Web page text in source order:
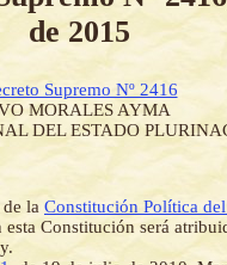
de 2015
Supremo Nº 2416
MORALES AYMA
DEL ESTADO
la Constitución Política del
Constitución será